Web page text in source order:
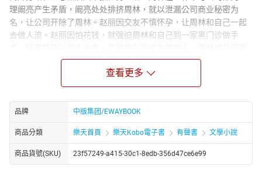
理阚亮产生矛盾，阚亮处处排挤周林，就以泄漏公司商业秘密为
名，让公司开除了周林。赵丽因交友不慎怀孕，让周林和自己一起
去做人流。赵丽因怕花钱，就强迫周林和自己到一家黑门诊做手
除后，他一边摆地摊卖化妆品，一边在医院照顾赵丽。秦梅和刘
忻、苏诺是生活中的好姐妹。可苏诺和广告公司老总刘子放的父辈
就是曾在十年前伤害过十几岁的秦梅，秦梅和苏诺之间产生了一系
列的恩怨纠纷。
Author Biograph：
魏蕴晓，原名魏明春，笔名洪波，1969 年生，河南南阳人。中国剧
作家协会、河南省作家协会、影视家协会会员，河南影视集团特约
编剧。毕业于南阳师范学院中文系，历任教师、编辑、记者。1988
查看更多
品牌 中版集团/EWAYBOOK
商品分類 樂天首頁 樂天Kobo電子書 有聲書 文學小說
商品貨號(SKU) 23f57249-a415-30c1-8edb-356d47ce6e99